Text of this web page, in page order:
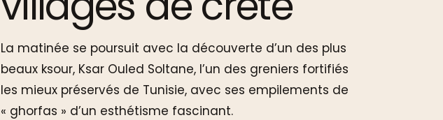
La matinée se poursuit avec la découverte d’un des plus
beaux ksour, Ksar Ouled Soltane, l’un des greniers fortifiés
les mieux préservés de Tunisie, avec ses empilements de
« ghorfas » d’un esthétisme fascinant.